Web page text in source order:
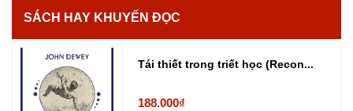
SÁCH HAY KHUYẾN ĐỌC
Tái thiết trong triết học (Recon...
188.000₫